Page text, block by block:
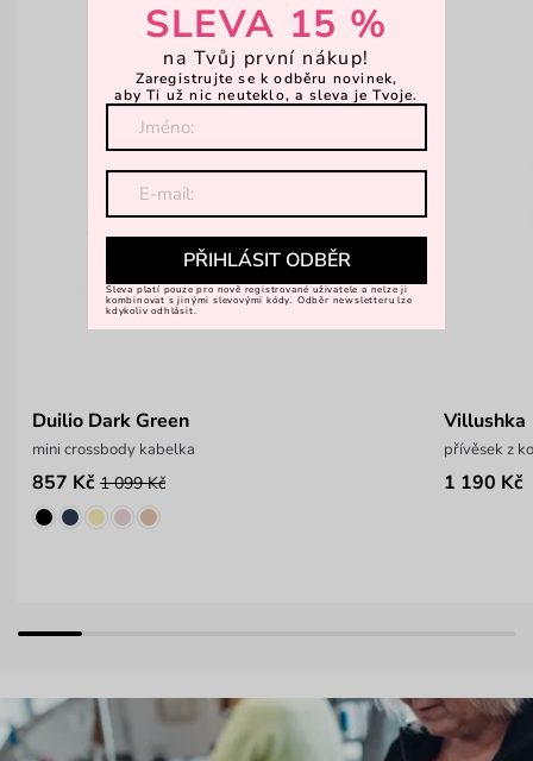
Duilio Dark Green
mini crossbody kabelka
857 Kč 1 099 Kč
Villushka
přívěsek z
1 190 Kč
SLEVA 15 %
na Tvůj první nákup!
Zaregistrujte se k odběru novinek,
aby Ti už nic neuteklo, a sleva je Tvoje.
PŘIHLÁSIT ODBĚR
Sleva platí pouze pro nově registrované uživatele a nelze ji
kombinovat s jinými slevovými kódy. Odběr newsletteru lze
kdykoliv odhlásit.